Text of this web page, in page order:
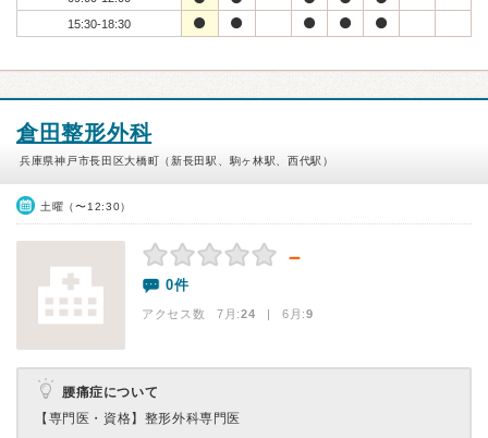
15:30-18:30
倉田整形外科
兵庫県神戸市長田区大橋町（新長田駅、駒ヶ林駅、西代駅）
土曜（〜12:30）
－
0件
アクセス数 7月:24 | 6月:9
腰痛症について
【専門医・資格】 整形外科専門医